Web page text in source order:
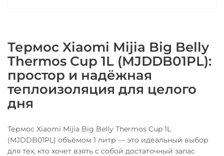
Термос Xiaomi Mijia Big Belly
Thermos Cup 1L (MJDDB01PL):
простор и надёжная
теплоизоляция для целого
дня
Термос Xiaomi Mijia Big Belly Thermos Cup 1L
(MJDDB01PL) объёмом 1 литр — это идеальный выбор
для тех, кто хочет взять с собой достаточный запас